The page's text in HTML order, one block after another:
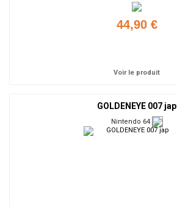
44,90 €
Voir le produit
GOLDENEYE 007 jap
Nintendo 64